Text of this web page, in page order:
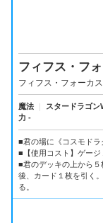
フィフス・フ
フィフス・フォーカス
魔法 スタードラゴン
力 -
■君の場に《コスモドラ
■【使用コスト】ゲージ
■君のデッキの上から
後、カード１枚を引く
る。